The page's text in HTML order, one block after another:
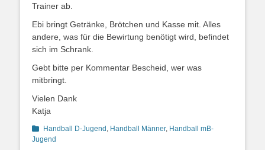
Trainer ab.
Ebi bringt Getränke, Brötchen und Kasse mit. Alles
andere, was für die Bewirtung benötigt wird, befindet
sich im Schrank.
Gebt bitte per Kommentar Bescheid, wer was
mitbringt.
Vielen Dank
Katja
Kategorien
Handball D-Jugend , Handball Männer, Handball mB-
Jugend